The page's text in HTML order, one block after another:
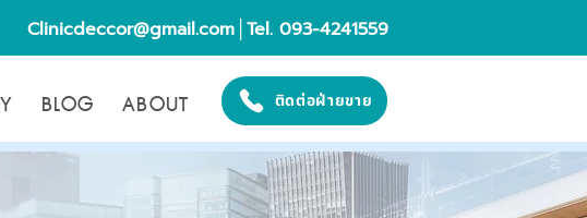
Clinicdeccor@gmail.com │Tel. 093-4241559
BLOG ABOUT ติดต่อฝ่ายขาย